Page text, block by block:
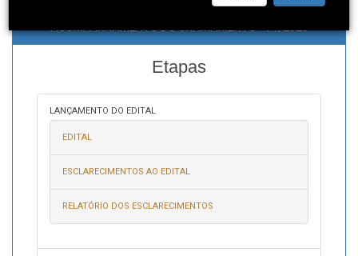
Etapas
LANÇAMENTO DO EDITAL
EDITAL
ESCLARECIMENTOS AO EDITAL
RELATÓRIO DOS ESCLARECIMENTOS